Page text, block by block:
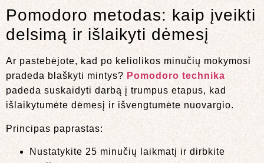
Pomodoro metodas: kaip įveikti
delsimą ir išlaikyti dėmesį
Ar pastebėjote, kad po keliolikos minučių mokymosi
pradeda blaškyti mintys? Pomodoro technika
padeda suskaidyti darbą į trumpus etapus, kad
išlaikytumėte dėmesį ir išvengtumėte nuovargio.
Principas paprastas:
Nustatykite 25 minučių laikmatį ir dirbkite